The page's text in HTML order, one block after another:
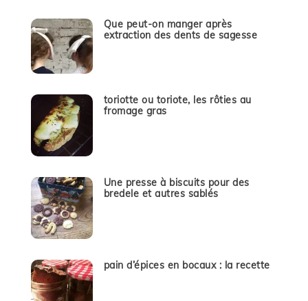
Que peut-on manger après
extraction des dents de sagesse
toriotte ou toriote, les rôties au
fromage gras
Une presse à biscuits pour des
bredele et autres sablés
pain d’épices en bocaux : la recette